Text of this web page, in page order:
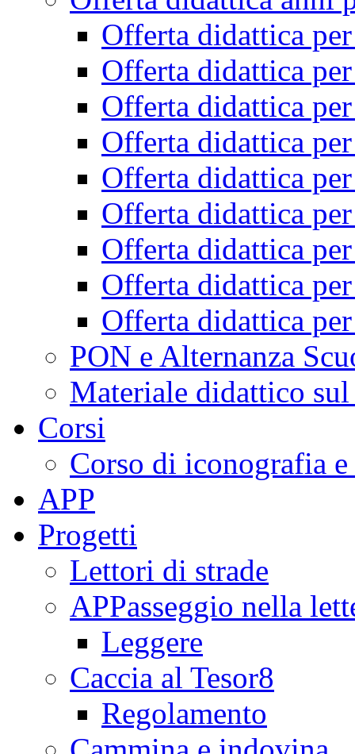
Offerta didattica
Offerta didattica
Offerta didattica
Offerta didattica
Offerta didattica
Offerta didattica
Offerta didattica
Offerta didattica
Offerta didattica
PON e Alternanza
Materiale didattico
Corsi
Corso di iconografia
APP
Progetti
Lettori di strade
APPasseggio nella
Leggere
Caccia al Tesor8
Regolamento